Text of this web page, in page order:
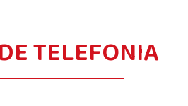
TELEFONIA